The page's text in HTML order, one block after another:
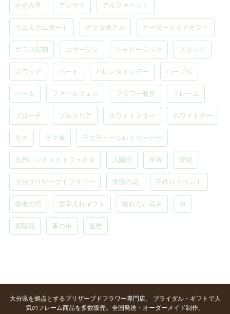
かすみ草 アジサイ アルファベット
ウエルカムボード オクタホテル オーダーメイドギフト
ガラス彫刻 コサージュ シャビーシック スタンド
スワッグ ハート バレンタインデー パープル
パール ファベルフェス フラワー教室 フレーム
ブローチ プルメリア ホワイトスター ホワイトデー
モネ モネ展 ラブラドールレトリーバー
九州ハンドメイドフェスタ 入園式 卒寿 壁紙
大分プリザーブドフラワー 季節の花 手作りイベント
敬老の日 文字入れギフト 枯れない花束 海
紫陽花 蚤の市 還暦
大分県を拠点とするプリザーブドフラワー専門店。 ブライダル・ギフトで人
気のフレーム商品を多数販売。全国発送・オーダーメイド制作。